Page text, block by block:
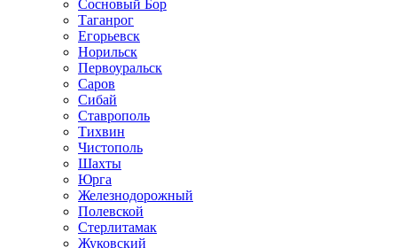
Сосновый Бор
Таганрог
Егорьевск
Норильск
Первоуральск
Саров
Сибай
Ставрополь
Тихвин
Чистополь
Шахты
Юрга
Железнодорожный
Полевской
Стерлитамак
Жуковский